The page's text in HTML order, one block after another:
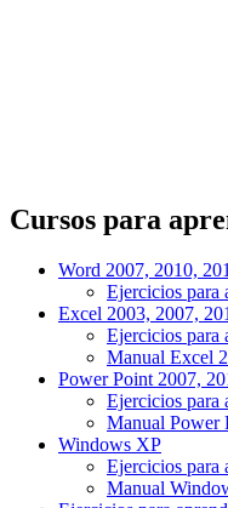
Cursos para
Word 2007, 2010,
Ejercicios para
Excel 2003, 2007,
Ejercicios para
Manual Excel
Power Point 2007,
Ejercicios para
Manual Power
Windows XP
Ejercicios para
Manual